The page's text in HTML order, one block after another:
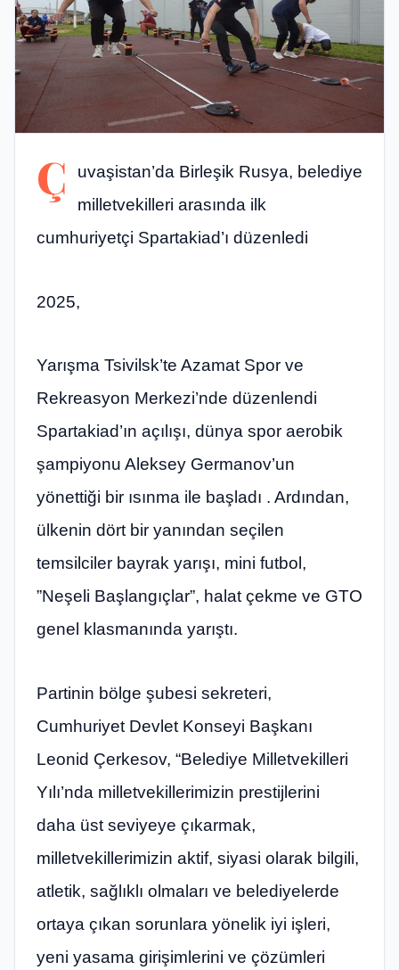
Ç
uvaşistan’da Birleşik Rusya, belediye
milletvekilleri arasında ilk
cumhuriyetçi Spartakiad’ı düzenledi
2025,
Yarışma Tsivilsk’te Azamat Spor ve
Rekreasyon Merkezi’nde düzenlendi
Spartakiad’ın açılışı, dünya spor aerobik
şampiyonu Aleksey Germanov’un
yönettiği bir ısınma ile başladı . Ardından,
ülkenin dört bir yanından seçilen
temsilciler bayrak yarışı, mini futbol, ​​
”Neşeli Başlangıçlar”, halat çekme ve GTO
genel klasmanında yarıştı.
Partinin bölge şubesi sekreteri,
Cumhuriyet Devlet Konseyi Başkanı
Leonid Çerkesov, “Belediye Milletvekilleri
Yılı’nda milletvekillerimizin prestijlerini
daha üst seviyeye çıkarmak,
milletvekillerimizin aktif, siyasi olarak bilgili,
atletik, sağlıklı olmaları ve belediyelerde
ortaya çıkan sorunlara yönelik iyi işleri,
yeni yasama girişimlerini ve çözümleri